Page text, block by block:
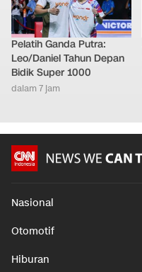
Pelatih Ganda Putra:
Leo/Daniel Tahun Depan
Bidik Super 1000
dalam 7 jam
Nasional
Otomotif
Hiburan